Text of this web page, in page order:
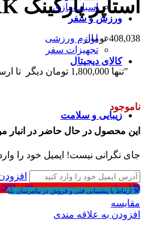
اسباب بازی
ورزش و سفر
لوازم ورزشی
تجهیزات سفر
کالای دیجیتال
زیبایی و سلامت
استاپر پارکینگ SAFE PARK
408,038 تومان
"تنها 1,800,000 تومان دیگر تا
ناموجود
این محصول در حال حاضر در انبار
جای نگرانی نیست! ایمیل خود را
🎁انتخاب هدیه در سبد خرید بالای 500,000 تومان
🛠 ارتباط با پشتیبانی فنی و فروش در پیامرسان بله
مقايسه
افزودن به علاقه مندی